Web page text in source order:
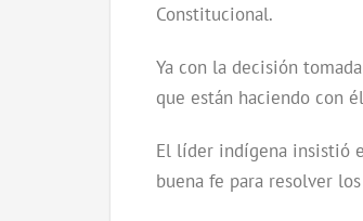
Constitucional.
Ya con la decisión
que están haciendo con
El líder indígena insistió
buena fe para resolver